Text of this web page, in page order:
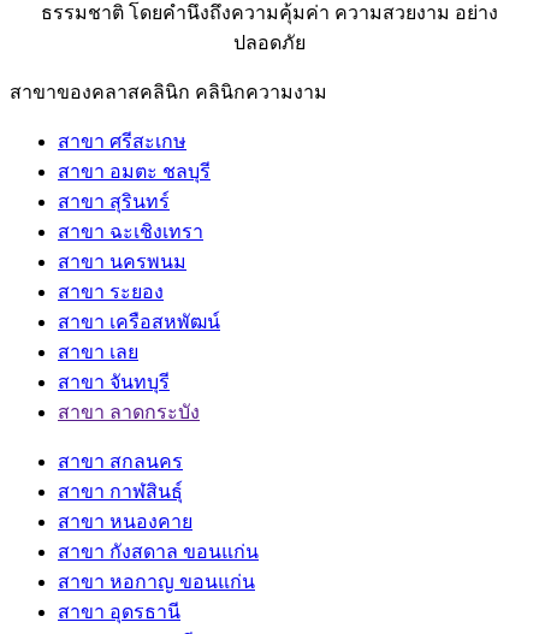
ธรรมชาติ โดยคำนึงถึงความคุ้มค่า ความสวยงาม อย่าง
ปลอดภัย
สาขาของคลาสคลินิก คลินิกความงาม
สาขา ศรีสะเกษ
สาขา อมตะ ชลบุรี
สาขา สุรินทร์
สาขา ฉะเชิงเทรา
สาขา นครพนม
สาขา ระยอง
สาขา เครือสหพัฒน์
สาขา เลย
สาขา จันทบุรี
สาขา ลาดกระบัง
สาขา สกลนคร
สาขา กาฬสินธุ์
สาขา หนองคาย
สาขา กังสดาล ขอนแก่น
สาขา หอกาญ ขอนแก่น
สาขา อุดรธานี